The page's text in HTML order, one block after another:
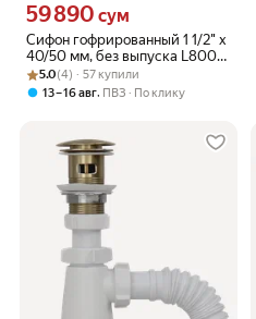
Сифон гофрированный 1 1/2" х
40/50 мм, без выпуска L800
мм с хомутом жёсткости
Цена 59890 сум вместо
59 890 сум
Рейтинг товара: 5.0 из 5
Оценок: (4) · 57 купили
5.0(4) · 57 купили
13 – 16 авг, ПВЗ По клику